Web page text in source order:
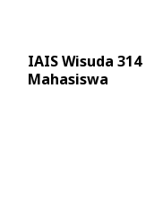
IAIS Wisuda 314
Mahasiswa